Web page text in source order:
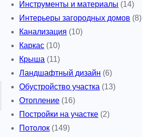
Инструменты и материалы (14)
Интерьеры загородных домов (8)
Канализация (10)
Каркас (10)
Крыша (11)
Ландшафтный дизайн (6)
Обустройство участка (13)
Отопление (16)
Постройки на участке (2)
Потолок (149)